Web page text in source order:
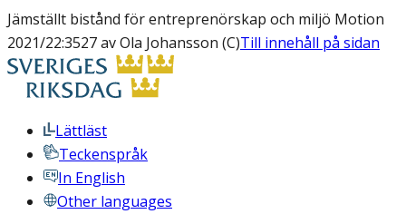
Jämställt bistånd för entreprenörskap och miljö Motion
2021/22:3527 av Ola Johansson (C)Till innehåll på sidan
Lättläst
Teckenspråk
In English
Other languages